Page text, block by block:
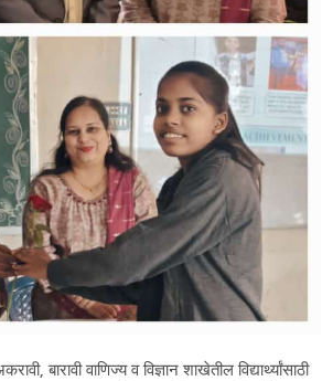
बारावी वाणिज्य व विज्ञान शाखेतील विद्यार्थ्यांसाठी